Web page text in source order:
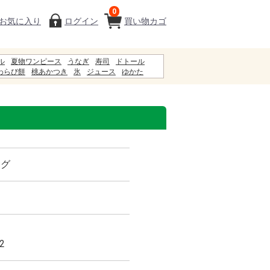
買い物カゴ
0
お気に入り ログイン
夏物ワンピース うなぎ 寿司
ドトール
らび餅 桃あかつき 氷 ジュース
ゆかた